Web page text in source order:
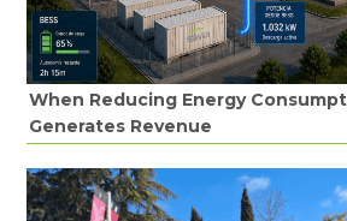
When Reducing Energy
Generates Revenue